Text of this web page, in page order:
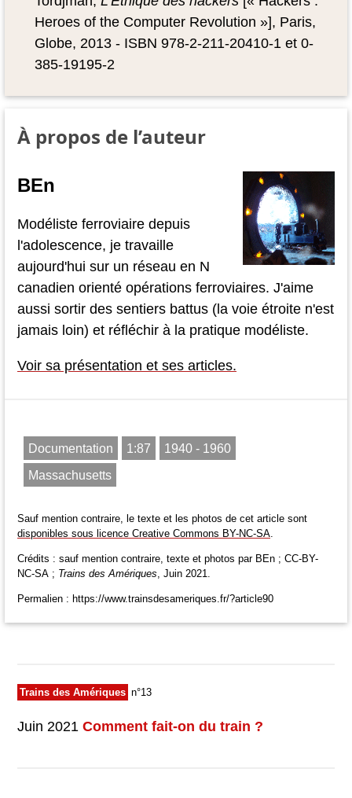
Heroes of the Computer Revolution »], Paris,
Globe, 2013 - ISBN 978-2-211-20410-1 et 0-
385-19195-2
À propos de l’auteur
BEn
Modéliste ferroviaire depuis
l'adolescence, je travaille
aujourd'hui sur un réseau en N
canadien orienté opérations ferroviaires. J'aime
aussi sortir des sentiers battus (la voie étroite n'est
jamais loin) et réfléchir à la pratique modéliste.
Voir sa présentation et ses articles.
Documentation 1:87
1940 - 1960
Massachusetts
Sauf mention contraire, le texte et les photos de cet article sont
disponibles sous licence Creative Commons BY-NC-SA
Crédits : sauf mention contraire, texte et photos par BEn ; CC-BY-
NC-SA ; Trains des Amériques , Juin 2021.
Permalien : https://www.trainsdesameriques.fr/?article90
Trains des Amériques n°13
Juin 2021 Comment fait-on du train ?